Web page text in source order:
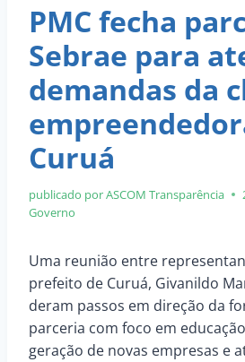
PMC fecha
Sebrae para
demandas da
Curuá
publicado por ASCOM Transparência
Governo
Uma reunião entre
prefeito de Curuá, Givanildo
deram passos em direção da
parceria com foco em
geração de novas empresas e